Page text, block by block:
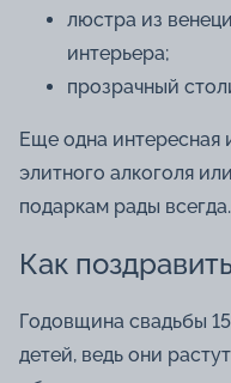
люстра из
интерьера;
прозрачный
Еще одна интересная
элитного алкоголя
подаркам рады всегда.
Как
Годовщина свадьбы
детей, ведь они